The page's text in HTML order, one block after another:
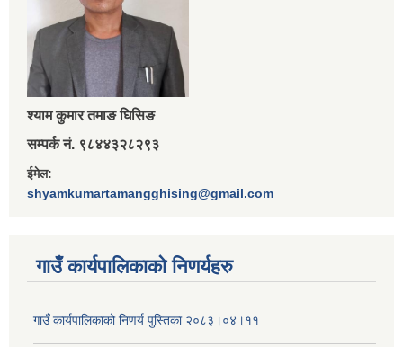
श्‍याम कुमार तमाङ घिसिङ
सम्पर्क नं. ९८४४३२८२९३
ईमेल:
shyamkumartamangghising@gmail.com
गाउँ कार्यपालिकाकाे निणर्यहरु
गाउँ कार्यपालिकाको निणर्य पुस्तिका २०८३।०४।११